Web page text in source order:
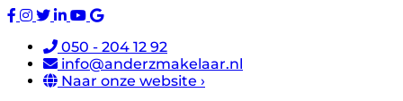
050 - 204 12 92
info@anderzmakelaar.nl
Naar onze website ›